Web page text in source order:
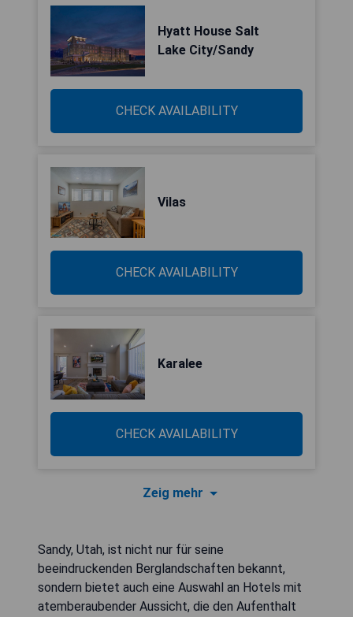
Hyatt House Salt
Lake City/Sandy
CHECK AVAILABILITY
Vilas
CHECK AVAILABILITY
Karalee
CHECK AVAILABILITY
Zeig mehr
Sandy, Utah, ist nicht nur für seine
beeindruckenden Berglandschaften bekannt,
sondern bietet auch eine Auswahl an Hotels mit
atemberaubender Aussicht, die den Aufenthalt